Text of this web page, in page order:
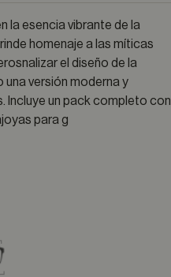
la esencia vibrante de la
homenaje a las míticas
el diseño de la
versión moderna y
Incluye un pack completo con
para g